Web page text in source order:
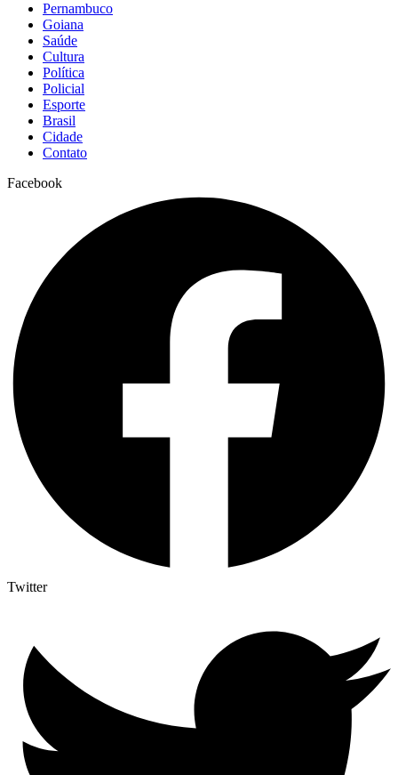
Pernambuco
Goiana
Saúde
Cultura
Política
Policial
Esporte
Brasil
Cidade
Contato
Facebook
Twitter